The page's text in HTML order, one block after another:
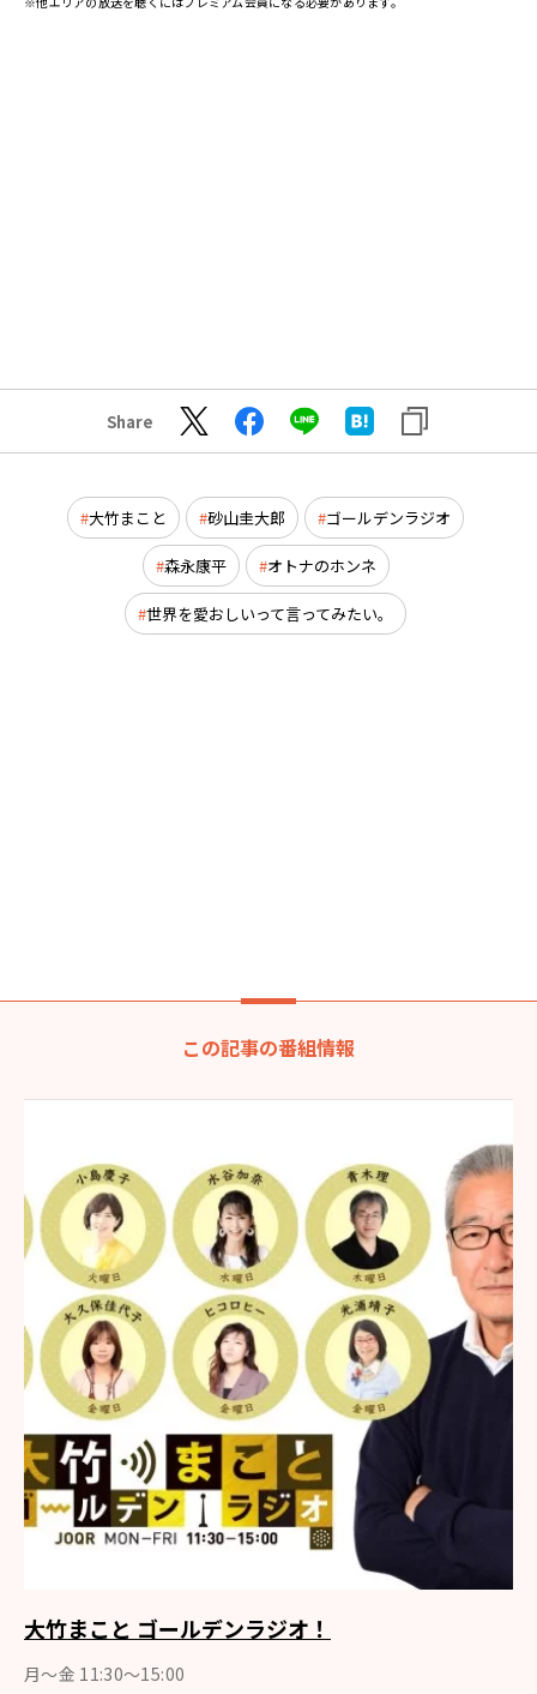
Share
大竹まこと 砂山圭大郎 ゴールデンラジオ
森永康平 オトナのホンネ
世界を愛おしいって言ってみたい。
この記事の番組情報
大竹まこと ゴールデンラジオ！
月〜金 11:30～15:00